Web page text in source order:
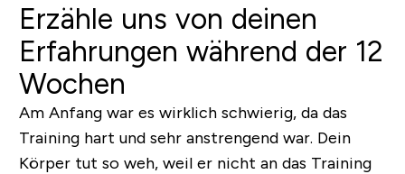
Erzähle uns von deinen
Erfahrungen während der 12
Wochen
Am Anfang war es wirklich schwierig, da das
Training hart und sehr anstrengend war. Dein
Körper tut so weh, weil er nicht an das Training